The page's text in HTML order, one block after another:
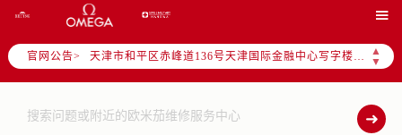

官网公告>
▲
▼
天津市和平区赤峰道136号天津国际金融中心写字楼26层2603室（需提前预约）
上海市徐汇区虹桥路3号港汇中心写字楼2座37层3705室（需提前预约）
南京市秦淮区中山南路1号（新街口）南京中心写字楼22层C1-1室（需提前预约）